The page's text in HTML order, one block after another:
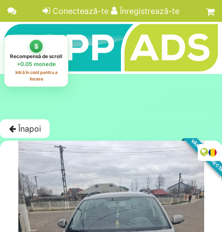
Conectează-te Înregistrează-te
Înapoi
VÂNZARE